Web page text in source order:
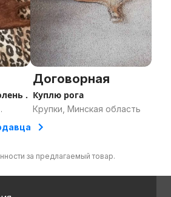
.
Договорная
Куплю рога
Крупки, Минская область
за предлагаемый товар.